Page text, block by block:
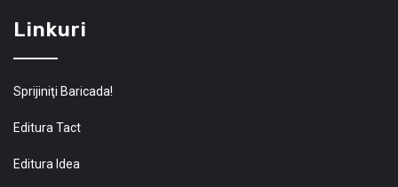
Linkuri
Sprijiniţi Baricada!
Editura Tact
Editura Idea